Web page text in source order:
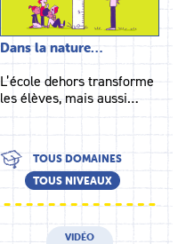
Dans la nature…
L’école dehors transforme
les élèves, mais aussi…
TOUS DOMAINES
TOUS NIVEAUX
VIDÉO